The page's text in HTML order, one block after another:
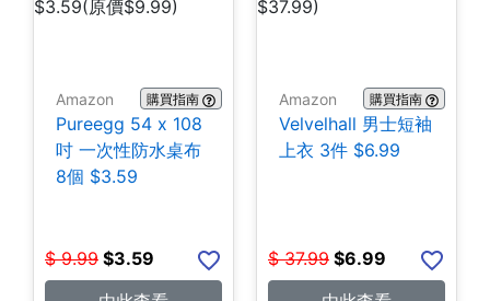
Amazon 購買指南
Pureegg 54 x 108
吋 一次性防水桌布
8個 $3.59
$ 9.99 $3.59
Amazon 購買指南
Velvelhall 男士短袖
上衣 3件 $6.99
$ 37.99 $6.99